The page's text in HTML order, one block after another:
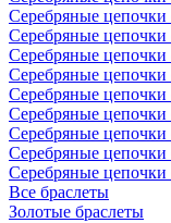
Серебряные цепочки
Серебряные цепочки
Серебряные
Серебряные
Серебряные
Серебряные
Серебряные
Серебряные цепочки
Серебряные
Все браслеты
Золотые браслеты